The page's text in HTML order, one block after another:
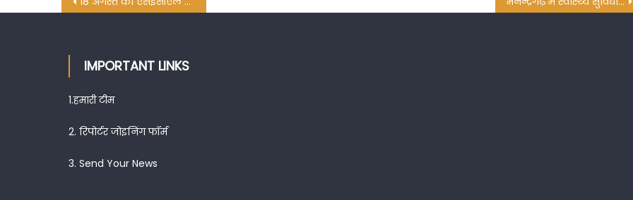
IMPORTANT LINKS
1.हमारी टीम
2.रिपोर्टर जोइनिंग फॉर्म
3.Send Your News